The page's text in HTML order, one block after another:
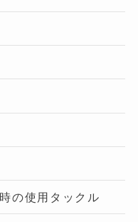
の使用タックル